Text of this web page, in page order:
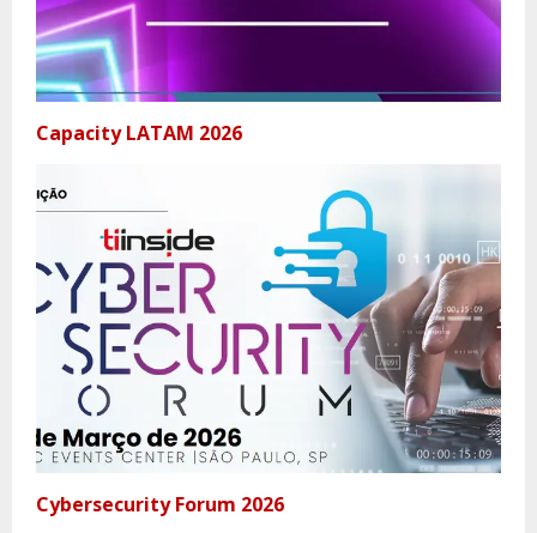
Capacity LATAM 2026
Cybersecurity Forum 2026